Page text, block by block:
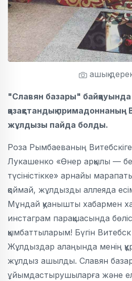
ашық
"Славян базары" байқауында
қазақстандық примадоннаның
жұлдызы пайда болды.
Роза Рымбаеваның
Лукашенко «Өнер арқылы —
түсіністікке» арнайы
қоймай, жұлдызды аллеяда
Мұндай қуанышты хабармен
инстаграм парақшасында
қымбаттыларым! Бүгін
Жұлдыздар алаңында менің
жұлдыз ашылды. Славян
ұйымдастырушыларға және